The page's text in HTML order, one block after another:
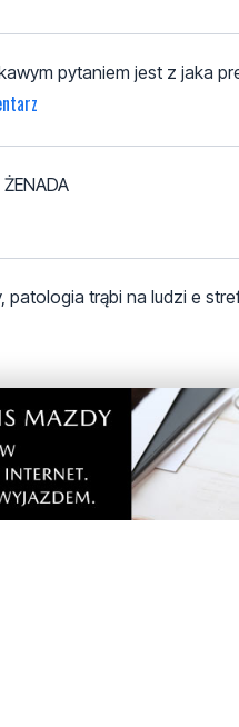
pytaniem jest z jaka
patologia trąbi na ludzi e